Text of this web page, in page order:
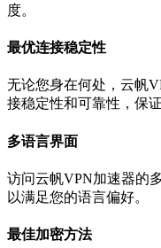
度。
最优连接稳定性
无论您身在何处，云帆
接稳定性和可靠性，保
多语言界面
访问云帆VPN加速器的
以满足您的语言偏好。
最佳加密方法